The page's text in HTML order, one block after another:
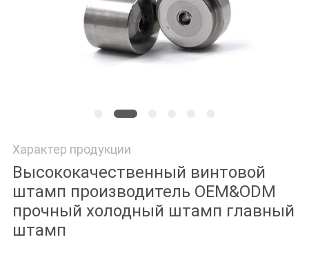
ПОЛИТИКА
КОНФИДЕНЦИАЛЬНОСТИ
Характер продукции
Высококачественный винтовой
штамп производитель OEM&ODM
прочный холодный штамп главный
штамп